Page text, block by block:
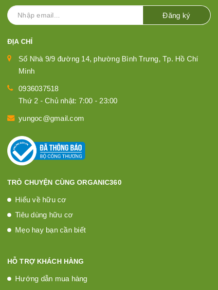
Đăng ký
ĐỊA CHỈ
Số Nhà 9/9 đường 14, phường Bình Trưng, Tp. Hồ Chí
Minh
0936037518
Thứ 2 - Chủ nhật: 7:00 - 23:00
yungoc@gmail.com
TRÒ CHUYỆN CÙNG ORGANIC360
Hiểu về hữu cơ
Tiêu dùng hữu cơ
Mẹo hay bạn cần biết
HỖ TRỢ KHÁCH HÀNG
Hướng dẫn mua hàng